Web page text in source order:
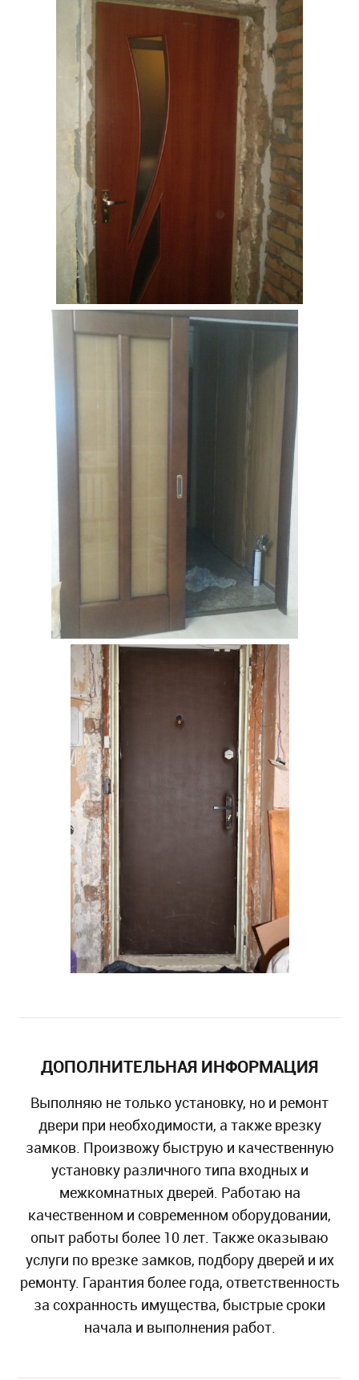
ДОПОЛНИТЕЛЬНАЯ ИНФОРМАЦИЯ
Выполняю не только установку, но и ремонт
двери при необходимости, а также врезку
замков. Произвожу быструю и качественную
установку различного типа входных и
межкомнатных дверей. Работаю на
качественном и современном оборудовании,
опыт работы более 10 лет. Также оказываю
услуги по врезке замков, подбору дверей и их
ремонту. Гарантия более года, ответственность
за сохранность имущества, быстрые сроки
начала и выполнения работ.